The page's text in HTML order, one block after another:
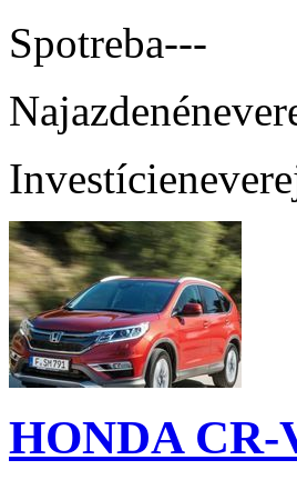
Spotreba---
Najazdené
Investície
HONDA CR-